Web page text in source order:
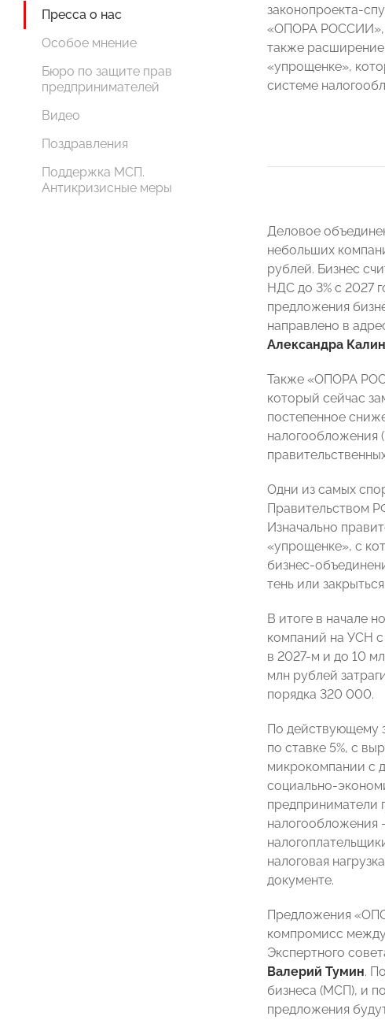
Пресса о нас
Особое мнение
Бюро по защите прав
предпринимателей
Видео
Поздравления
Поддержка МСП.
Антикризисные меры
законопроекта-
«ОПОРА РОССИИ»,
также расширение
«упрощенке»,
системе
Деловое
небольших
рублей. Бизнес
НДС до 3% с 2027
предложения
направлено в
Александра
Также «ОПОРА
который сейчас
постепенное
налогообложения
Одни из самых
Правительством
Изначально
«упрощенке», с
бизнес-
тень или закрыться.
В итоге в начале
компаний на УСН
в 2027-м и до 10
млн рублей
порядка 320 000.
По действующему
по ставке 5%, с
микрокомпании с
социально-
предприниматели
налогообложения
налоговая
документе.
Предложения
компромисс
Экспертного
Валерий Тумин. По
бизнеса (МСП), и
предложения